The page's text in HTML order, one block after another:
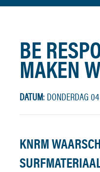
BE
MAKEN
DATUM: DONDERDAG
KNRM